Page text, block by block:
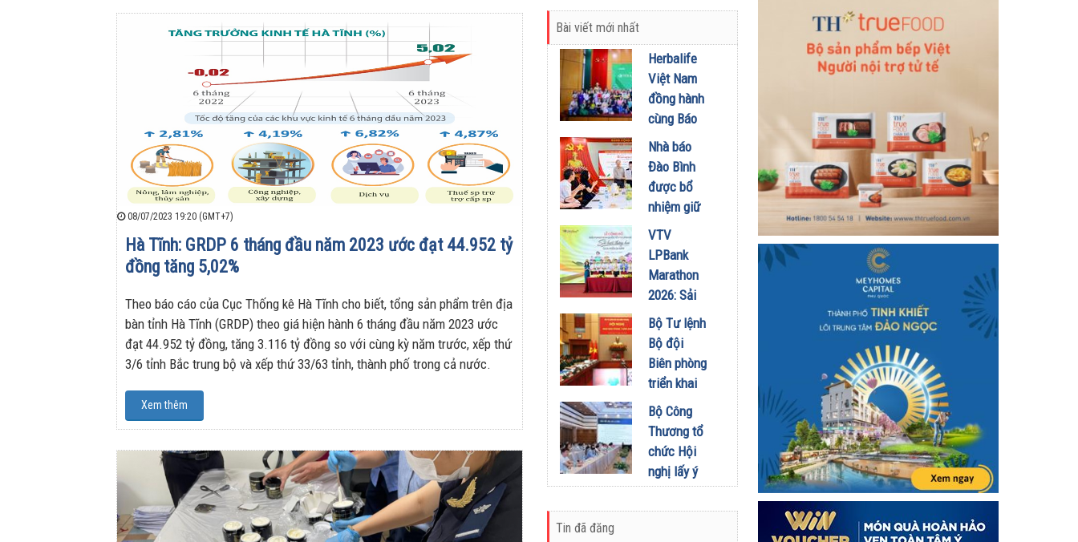
08/07/2023 19:20 (GMT+7)
Hà Tĩnh: GRDP 6 tháng đầu năm 2023 ước đạt 44.952 tỷ
đồng tăng 5,02%
Theo báo cáo của Cục Thống kê Hà Tĩnh cho biết, tổng sản phẩm trên địa
bàn tỉnh Hà Tĩnh (GRDP) theo giá hiện hành 6 tháng đầu năm 2023 ước
đạt 44.952 tỷ đồng, tăng 3.116 tỷ đồng so với cùng kỳ năm trước, xếp thứ
3/6 tỉnh Bắc trung bộ và xếp thứ 33/63 tỉnh, thành phố trong cả nước.
Xem thêm
14/05/2026
hóa xâm
hữu trí tuệ
08/05/2026
Bài viết mới nhất
Herbalife
Việt Nam
đồng hành
cùng Báo
Sức khỏe
và Đời
sống tổ
chức Cuộc
thi “Tôi
Khỏe Đẹp
Hơn” lần
thứ 5 để
khuyến
khích mọi
người trở
thành
phiên bản
chính mình
01/08/2026
Nhà báo
Đào Bình
được bổ
nhiệm giữ
chức Tổng
Biên tập
Tạp chí
Doanh
Đầu tư
01/08/2026
VTV
LPBank
Marathon
2026: Sải
bước qua
miền Di
sản, lan
tỏa giá trị
xanh
31/07/2026
Bộ Tư lệnh
Bộ đội
Biên phòng
triển khai
phương
hướng,
nhiệm vụ
trọng tâm
tháng
Bộ Công
Thương tổ
chức Hội
nghị lấy ý
kiến dự
thảo Nghị
Tin đã đăng